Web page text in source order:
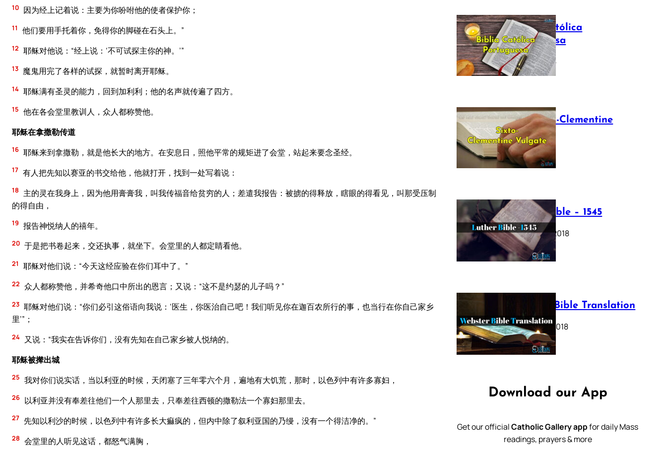
10 因为经上记着说：主要为你吩咐他的使者保护你；
11 他们要用手托着你，免得你的脚碰在石头上。”
12 耶稣对他说：“经上说：‘不可试探主你的神。’”
13 魔鬼用完了各样的试探，就暂时离开耶稣。
14 耶稣满有圣灵的能力，回到加利利；他的名声就传遍了四方。
15 他在各会堂里教训人，众人都称赞他。
耶稣在拿撒勒传道
16 耶稣来到拿撒勒，就是他长大的地方。在安息日，照他平常的规矩进了会堂，站起来要念圣经。
17 有人把先知以赛亚的书交给他，他就打开，找到一处写着说：
18
主的灵在我身上，因为他用膏膏我，叫我传福音给贫穷的人；差遣我报告：被掳的得释放，瞎眼的得看见，叫那受压制
的得自由，
19 报告神悦纳人的禧年。
20 于是把书卷起来，交还执事，就坐下。会堂里的人都定睛看他。
21 耶稣对他们说：“今天这经应验在你们耳中了。”
22 众人都称赞他，并希奇他口中所出的恩言；又说：“这不是约瑟的儿子吗？”
23 耶稣对他们说：“你们必引这俗语向我说：‘医生，你医治自己吧！我们听见你在迦百农所行的事，也当行在你自己家乡
里’”；
24
又说：“我实在告诉你们，没有先知在自己家乡被人悦纳的。
耶稣被撵出城
25 我对你们说实话，当以利亚的时候，天闭塞了三年零六个月，遍地有大饥荒，那时，以色列中有许多寡妇，
26 以利亚并没有奉差往他们一个人那里去，只奉差往西顿的撒勒法一个寡妇那里去。
27 先知以利沙的时候，以色列中有许多长大痲疯的，但内中除了叙利亚国的乃缦，没有一个得洁净的。”
28 会堂里的人听见这话，都怒气满胸，
Bíblia Católica
Portuguesa
July 16, 2025
The Sixto-Clementine
Vulgate
July 12, 2025
Luther Bible – 1545
October 17, 2018
Webster Bible Translation
October 11, 2018
Download our App
Get our officialCatholic Gallery appfor daily Mass
readings, prayers & more